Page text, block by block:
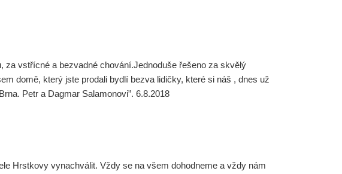
za vstřícné a bezvadné chování.Jednoduše řešeno za skvělý
domě, který jste prodali bydlí bezva lidičky, které si náš , dnes už
Petr a Dagmar Salamonovi”. 6.8.2018
Hrstkovy vynachválit. Vždy se na všem dohodneme a vždy nám